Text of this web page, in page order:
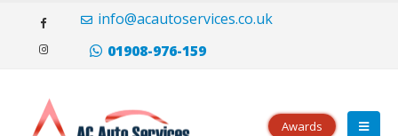
(20.000 CHF) che in acciaio inossidabile (10.500 CHF), con opzioni di
quadrante argentato o nero.replica rolex
e i numeri applicati che sei abituato a vedere dalla famiglia portoghese.
info@acautoservices.co.uk
01908-976-159
Awards